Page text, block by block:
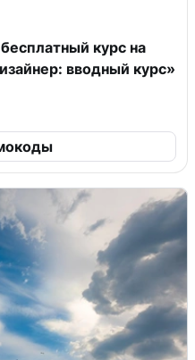
курс на
вводный курс»